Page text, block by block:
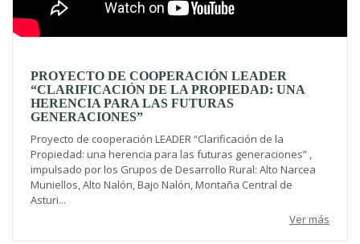
PROYECTO DE COOPERACIÓN LEADER
“CLARIFICACIÓN DE LA PROPIEDAD: UNA
HERENCIA PARA LAS FUTURAS
GENERACIONES”
Proyecto de cooperación LEADER “Clarificación de la
Propiedad: una herencia para las futuras generaciones” ,
impulsado por los Grupos de Desarrollo Rural: Alto Narcea
Muniellos, Alto Nalón, Bajo Nalón, Montaña Central de
Asturi...
Ver más